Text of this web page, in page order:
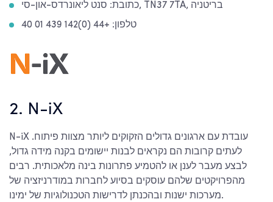
כתובת: סנט ליאונרדס-און-סי, TN37 7TA, בריטניה
טלפון: +44 (0)142 439 01 40
2. N-iX
N-iX עובדת עם ארגונים גדולים הזקוקים ליותר מצוות פיתוח.
לעתים קרובות הם נקראים לבנות יישומים בקנה מידה גדול,
לבצע מעבר לענן או להטמיע פתרונות בינה מלאכותית. רבים
מהפרויקטים שלהם עוסקים בסיוע לחברות במודרניזציה של
מערכות ישנות ובהכנתן לדרישות הטכנולוגיות של ימינו.